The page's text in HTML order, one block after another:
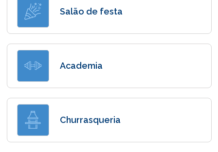
Salão de festa
Academia
Churrasqueria